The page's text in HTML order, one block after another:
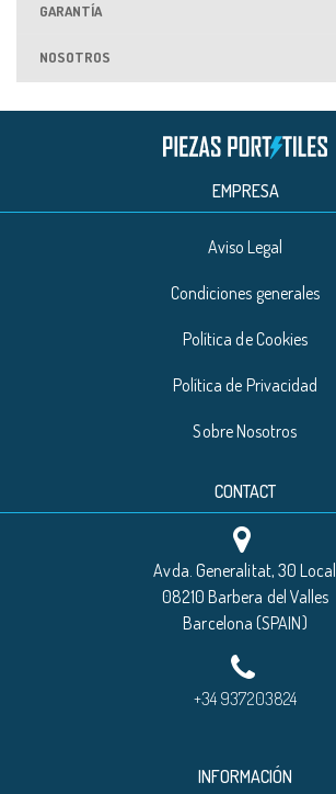
GARANTÍA
NOSOTROS
EMPRESA
Aviso Legal
Condiciones generales
Política de Cookies
Política de Privacidad
Sobre Nosotros
CONTACT
Avda. Generalitat, 30 Local
08210 Barbera del Valles
Barcelona (SPAIN)
+34 937203824
INFORMACIÓN